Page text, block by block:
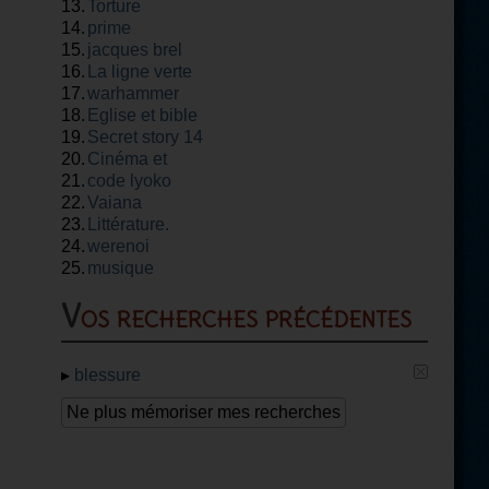
soldat rayan
13.Torture
14. prime
15. jacques brel
16.
La ligne verte
17.warhammer
18. Eglise et bible
19. Secret story 14
20. Cinéma et
théâtre
21. code lyoko
22.Vaiana
23.
Littérature.
24.werenoi
25. musique
Vos recherches précédentes
▸ blessure
Ne plus mémoriser mes recherches